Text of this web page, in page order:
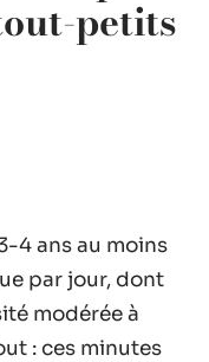
petits
4 ans au moins
par jour, dont
modérée à
: ces minutes